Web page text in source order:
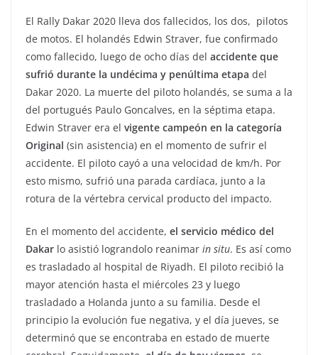
El Rally Dakar 2020 lleva dos fallecidos, los dos, pilotos
de motos. El holandés Edwin Straver, fue confirmado
como fallecido, luego de ocho días del accidente que
sufrió durante la undécima y penúltima etapa del
Dakar 2020. La muerte del piloto holandés, se suma a la
del portugués Paulo Goncalves, en la séptima etapa.
Edwin Straver era el vigente campeón en la categoría
Original (sin asistencia) en el momento de sufrir el
accidente. El piloto cayó a una velocidad de km/h. Por
esto mismo, sufrió una parada cardíaca, junto a la
rotura de la vértebra cervical producto del impacto.
En el momento del accidente, el servicio médico del
Dakar lo asistió lograndolo reanimar in situ. Es así como
es trasladado al hospital de Riyadh. El piloto recibió la
mayor atención hasta el miércoles 23 y luego
trasladado a Holanda junto a su familia. Desde el
principio la evolución fue negativa, y el día jueves, se
determinó que se encontraba en estado de muerte